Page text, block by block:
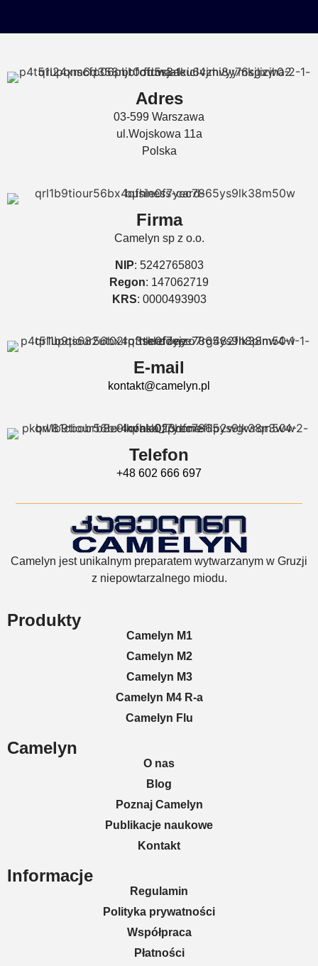
Adres
03-599 Warszawa
ul.Wojskowa 11a
Polska
Firma
Camelyn sp z o.o.
NIP: 5242765803
Regon: 147062719
KRS: 0000493903
E-mail
kontakt@camelyn.pl
Telefon
+48 602 666 697
Camelyn jest unikalnym preparatem wytwarzanym w Gruzji
z niepowtarzalnego miodu.
Produkty
Camelyn M1
Camelyn M2
Camelyn M3
Camelyn M4 R-a
Camelyn Flu
Camelyn
O nas
Blog
Poznaj Camelyn
Publikacje naukowe
Kontakt
Informacje
Regulamin
Polityka prywatności
Współpraca
Płatności